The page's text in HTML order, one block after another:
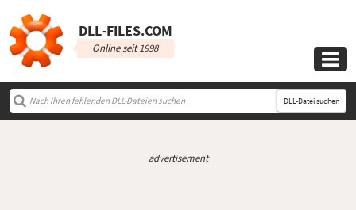
DLL‑FILES.COM
Online seit 1998

DLL-Datei suchen
advertisement